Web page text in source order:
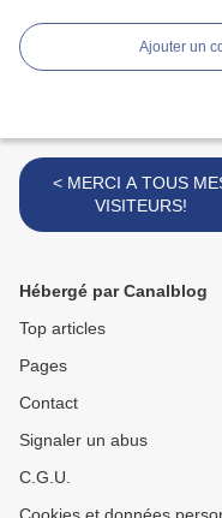
Ajouter un
< MERCI A TOUS MES
VISITEURS!
Hébergé par Canalblog
Top articles
Pages
Contact
Signaler un abus
C.G.U.